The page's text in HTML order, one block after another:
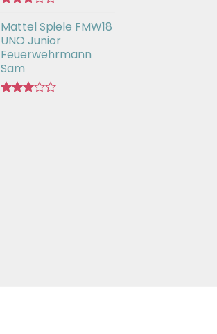
mit
3.00
von 5
Mattel Spiele FMW18
UNO Junior
Feuerwehrmann
Sam